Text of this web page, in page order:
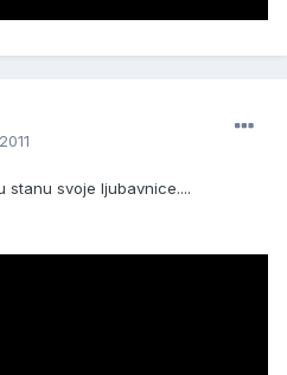
stanu svoje ljubavnice....